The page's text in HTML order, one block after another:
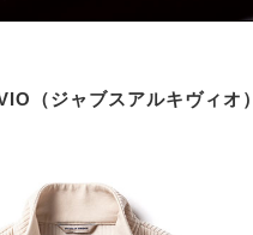
（ジャブスアルキヴィオ）